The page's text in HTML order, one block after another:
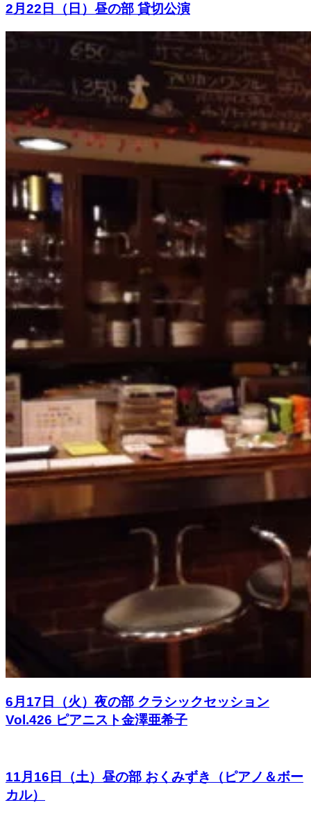
2月22日（日）昼の部 貸切公演
6月17日（火）夜の部 クラシックセッション
Vol.426 ピアニスト金澤亜希子
11月16日（土）昼の部 おくみずき（ピアノ＆ボー
カル）